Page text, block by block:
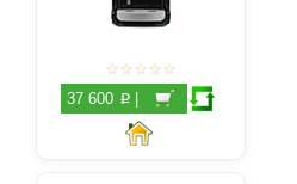
37 600 p|